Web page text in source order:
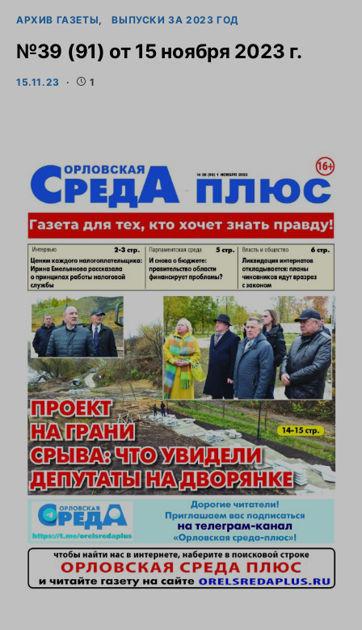
АРХИВ ГАЗЕТЫ ВЫПУСКИ ЗА 2023 ГОД
№39 (91) от 15 ноября 2023 г.
15.11.23 1